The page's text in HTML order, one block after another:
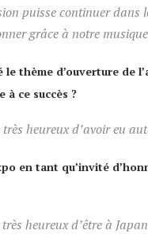
puisse continuer
grâce à notre
thème d’ouverture de
à ce succès ?
heureux d’avoir eu
en tant qu’invité
heureux d’être à